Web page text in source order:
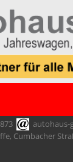
autohaus-
Cumbacher